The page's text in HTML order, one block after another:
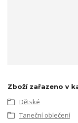
Zboží zařazeno v
Dětské
Taneční oblečení